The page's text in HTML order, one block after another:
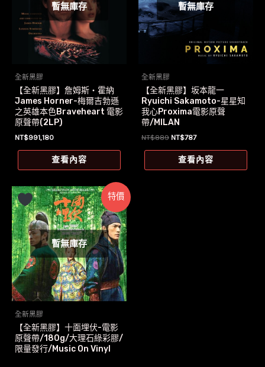
暫無庫存
全新黑膠
【全新黑膠】詹姆斯‧霍納
James Horner-梅爾吉勃遜
之英雄本色Braveheart 電影
原聲帶(2LP)
NT$991,180
查看內容
暫無庫存
全新黑膠
【全新黑膠】坂本龍一
Ryuichi Sakamoto-星星知
我心Proxima電影原聲
帶/MILAN
NT$889 原
格：
NT$787目
價
格：
查看內容
特價
暫無庫存
全新黑膠
【全新黑膠】十面埋伏-電影
原聲帶/180g/大理石綠彩膠/
限量發行/Music On Vinyl